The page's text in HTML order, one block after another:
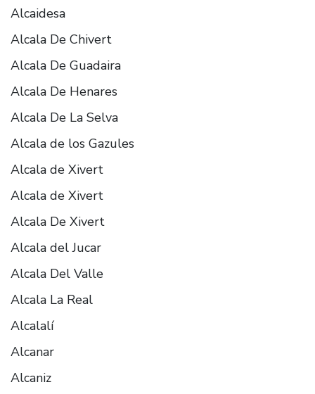
Alcaidesa
Alcala De Chivert
Alcala De Guadaira
Alcala De Henares
Alcala De La Selva
Alcala de los Gazules
Alcala de Xivert
Alcala de Xivert
Alcala De Xivert
Alcala del Jucar
Alcala Del Valle
Alcala La Real
Alcalalí
Alcanar
Alcaniz